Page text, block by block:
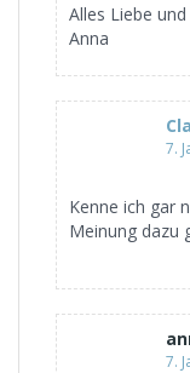
Alles Liebe
Anna
7.
Kenne ich gar
Meinung dazu
7.